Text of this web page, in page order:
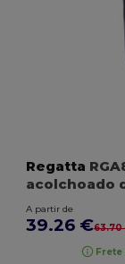
Regatta
acolchoado
A partir de
39.26 €63.70